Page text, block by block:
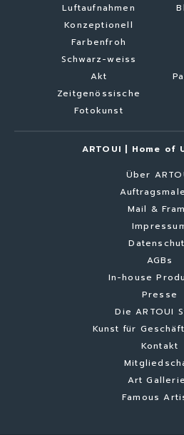
Luftaufnahmen
Konzeptionell
Farbenfroh
Schwarz-weiss
Akt
Zeitgenössische
Fotokunst
ARTOUI | Home of
Über
Mail &
AGBs
In-house
Presse
Die ARTOUI
Kunst für
Kontakt
Art
Famous